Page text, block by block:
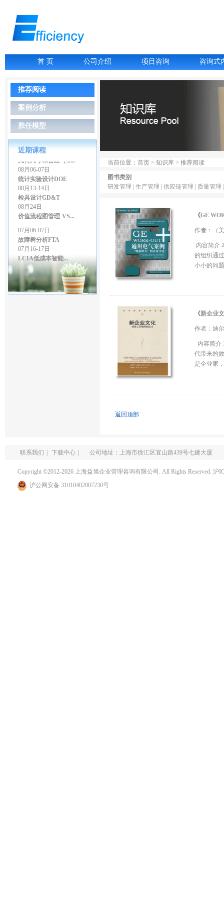
首 页 公司介绍 项目咨询 咨询式
推荐阅读
案例分析
胜任模型
近期课程
07月06-07日
故障树分析FTA
07月16-17日
LCIA低成本智能...
07月27-28日
GD&T尺寸链公差叠...
07月27-28日
08月03-04日
几何尺寸和公差（G...
08月06-07日
统计实验设计DOE
08月13-14日
检具设计GD&T
08月24日
价值流程图管理-VS...
故障树分析FTA
07月16-17日
LCIA低成本智能...
07月27-28日
GD&T尺寸链公差叠...
07月27-28日
精益生产管理
当前位置：首页 > 知识库 > 推荐阅读
图书类别
研发管理 | 生产管理 | 供应链管理 | 质量管理
《GE
作者：（
内容简介
的组织通
小小的问
《新企业
作者：迪
内容简介
代带来的
是企业家
返回顶部
联系我们 下载中心 公司地址：上海市徐汇区宜山路439号七建大厦
Copyright ©2012-2026 上海益旭企业管理咨询有限公司. All Rights Reserved. 沪
沪公网安备 31010402007230号